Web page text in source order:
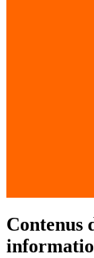
Contenus